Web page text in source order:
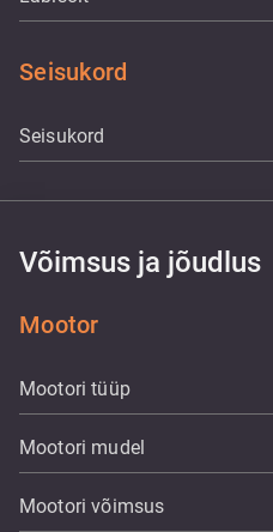
Seisukord
Seisukord
Võimsus ja jõudlus
Mootor
Mootori tüüp
Mootori mudel
Mootori võimsus